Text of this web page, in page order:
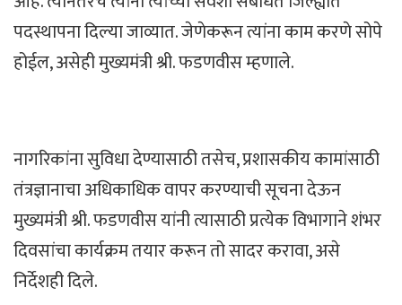
पदस्थापना दिल्या जाव्यात. जेणेकरून त्यांना काम करणे सोपे
होईल, असेही मुख्यमंत्री श्री. फडणवीस म्हणाले.
नागरिकांना सुविधा देण्यासाठी तसेच, प्रशासकीय कामांसाठी
तंत्रज्ञानाचा अधिकाधिक वापर करण्याची सूचना देऊन
मुख्यमंत्री श्री. फडणवीस यांनी त्यासाठी प्रत्येक विभागाने शंभर
दिवसांचा कार्यक्रम तयार करून तो सादर करावा, असे
निर्देशही दिले.